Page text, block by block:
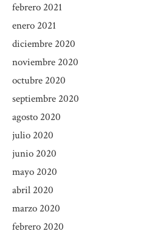
febrero 2021
enero 2021
diciembre 2020
noviembre 2020
octubre 2020
septiembre 2020
agosto 2020
julio 2020
junio 2020
mayo 2020
abril 2020
marzo 2020
febrero 2020